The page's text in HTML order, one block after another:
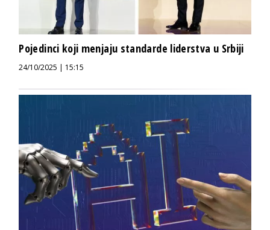
Pojedinci koji menjaju standarde liderstva u Srbiji
24/10/2025 | 15:15